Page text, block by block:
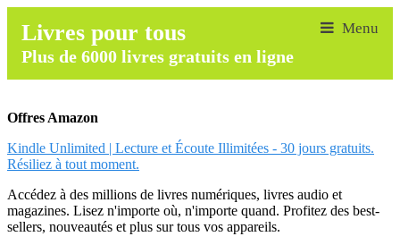
Livres pour tous
Plus de 6000 livres gratuits en ligne
Offres Amazon
Kindle Unlimited | Lecture et Écoute Illimitées - 30 jours gratuits.
Résiliez à tout moment.
Accédez à des millions de livres numériques, livres audio et
magazines. Lisez n'importe où, n'importe quand. Profitez des best-
sellers, nouveautés et plus sur tous vos appareils.